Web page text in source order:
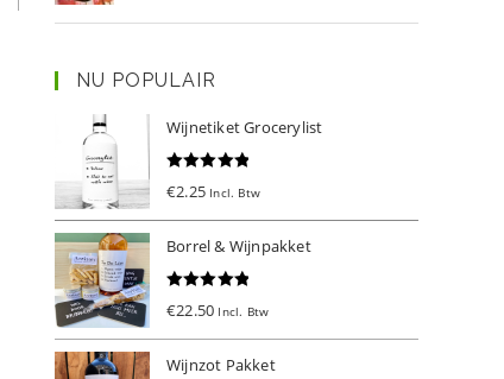
NU POPULAIR
Wijnetiket Grocerylist
€2.25 Incl. Btw
Borrel & Wijnpakket
€22.50 Incl. Btw
Wijnzot Pakket